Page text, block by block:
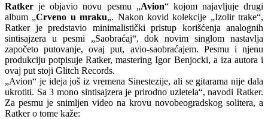
Ratker je objavio novu pesmu „Avion“ kojom najavljuje drugi
album „Crveno u mraku„. Nakon kovid kolekcije „Izolir trake“,
Ratker je predstavio minimalistički pristup korišćenja analognih
sintisajzera u pesmi „Saobraćaj“, dok novim singlom nastavlja
započeto putovanje, ovaj put, avio-saobraćajem. Pesmu i njenu
produkciju potpisuje Ratker, mastering Igor Benjocki, a iza autora i
ovaj put stoji Glitch Records.
„Avion“ je ideja još iz vremena Sinestezije, ali se gitarama nije dala
ukrotiti. Sa 3 mono sintisajzera je prirodno uzletela“, navodi Ratker.
Za pesmu je snimljen video na krovu novobeogradskog solitera, a
Ratker o tome kaže: